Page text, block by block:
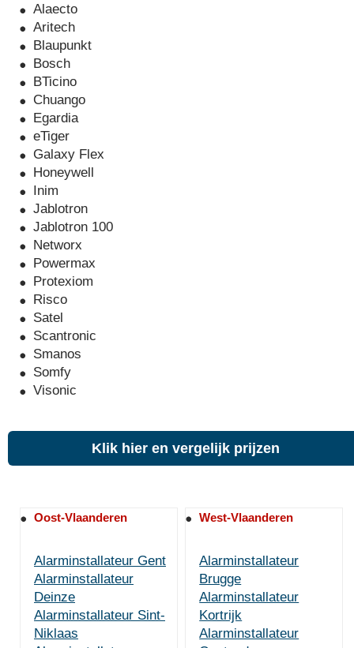
Alaecto
Aritech
Blaupunkt
Bosch
BTicino
Chuango
Egardia
eTiger
Galaxy Flex
Honeywell
Inim
Jablotron
Jablotron 100
Networx
Powermax
Protexiom
Risco
Satel
Scantronic
Smanos
Somfy
Visonic
Klik hier en vergelijk prijzen
Oost-Vlaanderen
Alarminstallateur Gent
Alarminstallateur
Deinze
Alarminstallateur Sint-
Niklaas
West-Vlaanderen
Alarminstallateur
Brugge
Alarminstallateur
Kortrijk
Alarminstallateur